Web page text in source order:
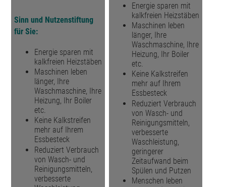
Sinn und Nutzenstiftung
für Sie:
Energie sparen mit
kalkfreien Heizstäben
Maschinen leben
länger, Ihre
Waschmaschine, Ihre
Heizung, Ihr Boiler
etc.
Keine Kalkstreifen
mehr auf Ihrem
Essbesteck
Reduziert Verbrauch
von Wasch- und
Reinigungsmitteln,
verbesserte
Energie sparen mit
kalkfreien Heizstäben
Maschinen leben
länger, Ihre
Waschmaschine, Ihre
Heizung, Ihr Boiler
etc.
Keine Kalkstreifen
mehr auf Ihrem
Essbesteck
Reduziert Verbrauch
von Wasch- und
Reinigungsmitteln,
verbesserte
Waschleistung,
geringerer
Zeitaufwand beim
Spülen und Putzen
Menschen leben